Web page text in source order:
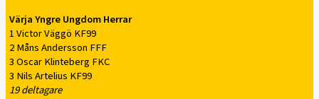
Värja Yngre Ungdom Herrar
1 Victor Väggö KF99
2 Måns Andersson FFF
3 Oscar Klinteberg FKC
3 Nils Artelius KF99
19 deltagare